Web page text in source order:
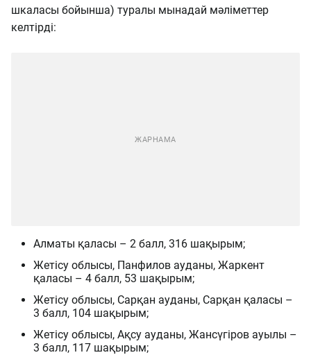
шкаласы бойынша) туралы мынадай мәліметтер
келтірді:
Алматы қаласы – 2 балл, 316 шақырым;
Жетісу облысы, Панфилов ауданы, Жаркент
қаласы – 4 балл, 53 шақырым;
Жетісу облысы, Сарқан ауданы, Сарқан қаласы –
3 балл, 104 шақырым;
Жетісу облысы, Ақсу ауданы, Жансүгіров ауылы –
3 балл, 117 шақырым;